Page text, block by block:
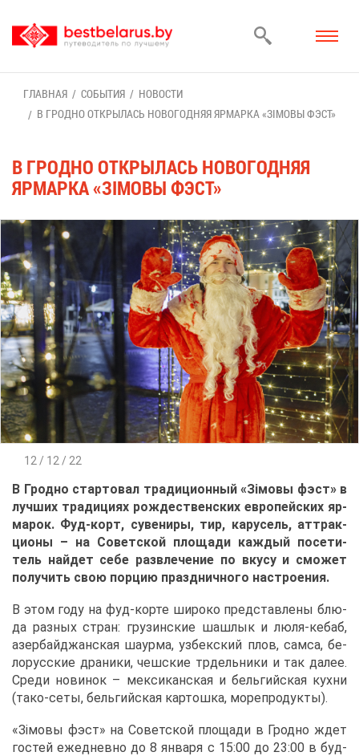
ГЛАВ­НАЯ СО­БЫ­ТИЯ
НО­ВО­СТИ
В ГРОД­НО ОТ­КРЫ­ЛАСЬ НО­ВО­ГОД­НЯЯ ЯР­МАР­КА «ЗІМО­ВЫ ФЭСТ»
В ГРОД­НО ОТ­КРЫ­ЛАСЬ НО­ВО­ГОД­НЯЯ
ЯР­МАР­КА «ЗІМО­ВЫ ФЭСТ»
12 / 12 / 22
В Грод­но стар­то­вал тра­ди­ци­он­ный «Зімо­вы фэст» в
луч­ших тра­ди­ци­ях рож­де­ствен­ских ев­ро­пей­ских яр­
ма­рок. Фуд-корт, су­ве­ни­ры, тир, ка­ру­сель, ат­трак­
ци­о­ны – на Со­вет­ской пло­ща­ди каж­дый по­се­ти­
тель най­дет се­бе раз­вле­че­ние по вку­су и смо­жет
по­лу­чить свою пор­цию празд­нич­но­го на­стро­е­ния.
В этом го­ду на фуд-кор­те ши­ро­ко пред­став­ле­ны блю­
да раз­ных стран: гру­зин­ские шаш­лык и лю­ля-ке­баб,
азер­бай­джан­ская ша­ур­ма, уз­бек­ский плов, сам­са, бе­
ло­рус­ские дра­ни­ки, чеш­ские тр­дель­ни­ки и так да­лее.
Сре­ди но­ви­нок – мек­си­кан­ская и бель­гий­ская кух­ни
(та­ко-се­ты, бель­гий­ская кар­тош­ка, мо­ре­про­дук­ты).
«Зімо­вы фэст» на Со­вет­ской пло­ща­ди в Грод­но ждет
го­стей еже­днев­но до 8 ян­ва­ря с 15:00 до 23:00 в буд­